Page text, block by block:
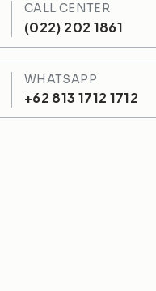
CALL CENTER
(022) 202 1861
WHATSAPP
+62 813 1712 1712